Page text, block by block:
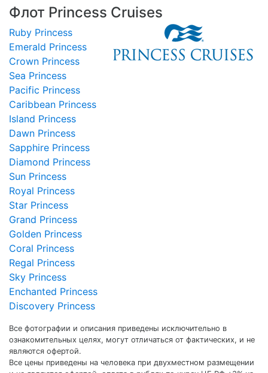
Флот Princess Cruises
Ruby Princess
Emerald Princess
Crown Princess
Sea Princess
Pacific Princess
Caribbean Princess
Island Princess
Dawn Princess
Sapphire Princess
Diamond Princess
Sun Princess
Royal Princess
Star Princess
Grand Princess
Golden Princess
Coral Princess
Regal Princess
Sky Princess
Enchanted Princess
Discovery Princess
Все фотографии и описания приведены исключительно в
ознакомительных целях, могут отличаться от фактических, и не
являются офертой.
Все цены приведены на человека при двухместном размещении